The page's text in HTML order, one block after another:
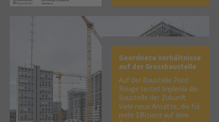
Geordnete Verhältnisse
auf der Grossbaustelle
Auf der Baustelle Pont-
Rouge testet Implenia die
Baustelle der Zukunft.
Viele neue Ansätze, die für
mehr Effizienz auf dem